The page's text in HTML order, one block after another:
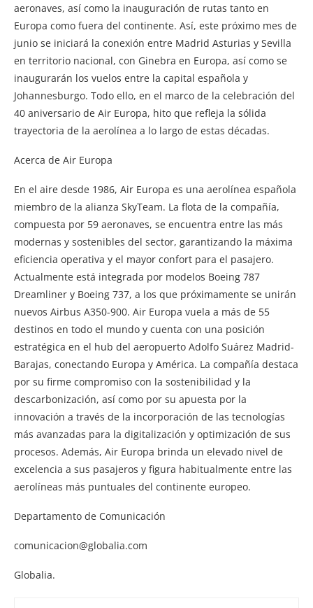
aeronaves, así como la inauguración de rutas tanto en
Europa como fuera del continente. Así, este próximo mes de
junio se iniciará la conexión entre Madrid Asturias y Sevilla
en territorio nacional, con Ginebra en Europa, así como se
inaugurarán los vuelos entre la capital española y
Johannesburgo. Todo ello, en el marco de la celebración del
40 aniversario de Air Europa, hito que refleja la sólida
trayectoria de la aerolínea a lo largo de estas décadas.
Acerca de Air Europa
En el aire desde 1986, Air Europa es una aerolínea española
miembro de la alianza SkyTeam. La flota de la compañía,
compuesta por 59 aeronaves, se encuentra entre las más
modernas y sostenibles del sector, garantizando la máxima
eficiencia operativa y el mayor confort para el pasajero.
Actualmente está integrada por modelos Boeing 787
Dreamliner y Boeing 737, a los que próximamente se unirán
nuevos Airbus A350-900. Air Europa vuela a más de 55
destinos en todo el mundo y cuenta con una posición
estratégica en el hub del aeropuerto Adolfo Suárez Madrid-
Barajas, conectando Europa y América. La compañía destaca
por su firme compromiso con la sostenibilidad y la
descarbonización, así como por su apuesta por la
innovación a través de la incorporación de las tecnologías
más avanzadas para la digitalización y optimización de sus
procesos. Además, Air Europa brinda un elevado nivel de
excelencia a sus pasajeros y figura habitualmente entre las
aerolíneas más puntuales del continente europeo.
Departamento de Comunicación
comunicacion@globalia.com
Globalia.